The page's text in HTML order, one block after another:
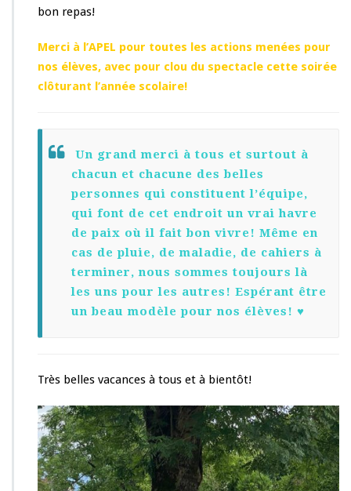
bon repas!
Merci à l’APEL pour toutes les actions menées pour
nos élèves, avec pour clou du spectacle cette soirée
clôturant l’année scolaire!
Un grand merci à tous et surtout à
chacun et chacune des belles
personnes qui constituent l’équipe,
qui font de cet endroit un vrai havre
de paix où il fait bon vivre! Même en
cas de pluie, de maladie, de cahiers à
terminer, nous sommes toujours là
les uns pour les autres! Espérant être
un beau modèle pour nos élèves! ♥
Très belles vacances à tous et à bientôt!